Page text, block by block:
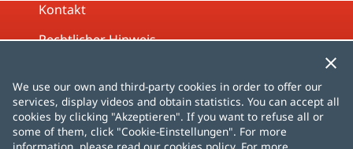
Kontakt
Rechtlicher Hinweis
Cookies-Richtlinien
Übersicht
We use our own and third-party cookies in order to offer our
services, display videos and obtain statistics. You can accept all
cookies by clicking "Akzeptieren". If you want to refuse all or
some of them, click "Cookie-Einstellungen". For more